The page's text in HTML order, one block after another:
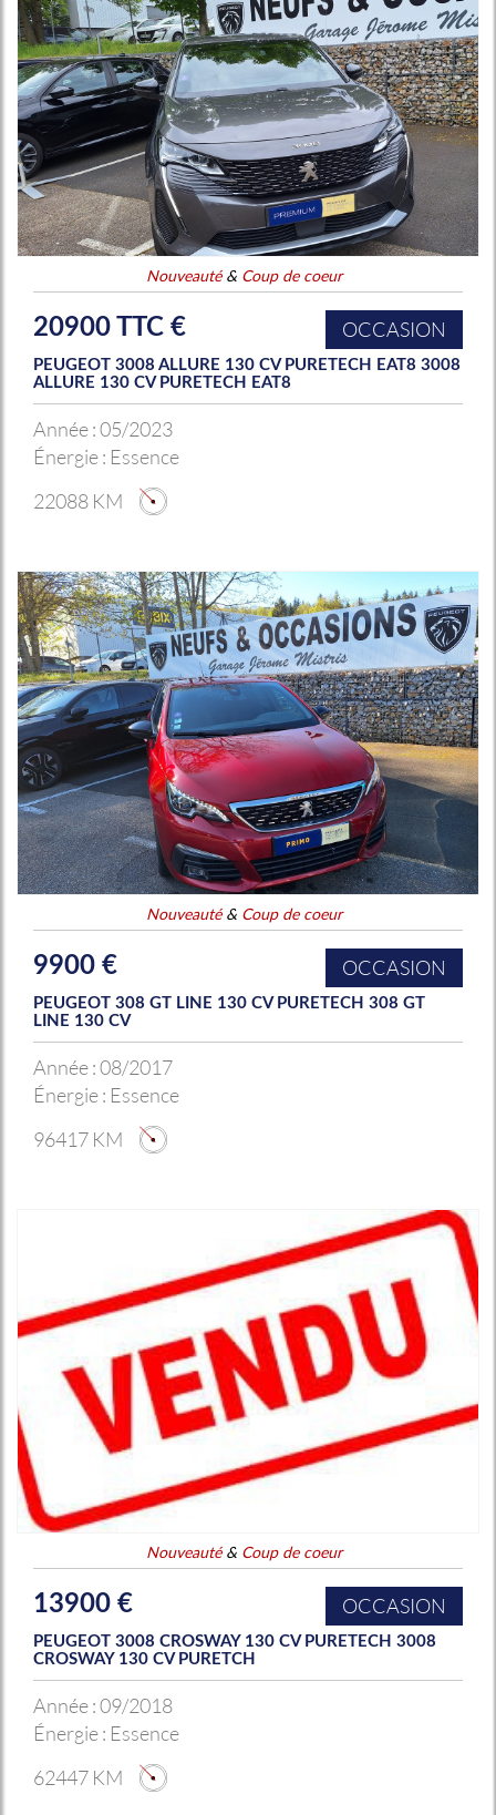
Nouveauté& Coup de coeur
20900 TTC € OCCASION
PEUGEOT 3008 ALLURE 130 CV PURETECH EAT8 3008
ALLURE 130 CV PURETECH EAT8
Année :05/2023
Énergie : Essence
22088 KM
Nouveauté& Coup de coeur
9900 € OCCASION
PEUGEOT 308 GT LINE 130 CV PURETECH 308 GT
LINE 130 CV
Année :08/2017
Énergie : Essence
96417 KM
Nouveauté& Coup de coeur
13900 € OCCASION
PEUGEOT 3008 CROSWAY 130 CV PURETECH 3008
CROSWAY 130 CV PURETCH
Année :09/2018
Énergie : Essence
62447 KM